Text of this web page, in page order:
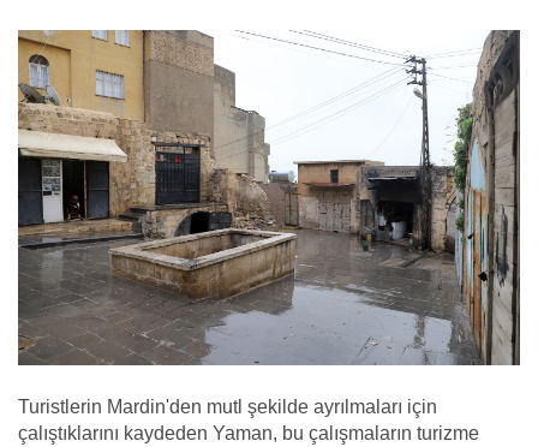
Turistlerin Mardin'den mutl şekilde ayrılmaları için
çalıştıklarını kaydeden Yaman, bu çalışmaların turizme